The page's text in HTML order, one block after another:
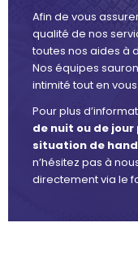
Afin de vous
qualité de nos
toutes nos aides à
Nos équipes
intimité tout en
Pour plus
de nuit ou de
situation de
n’hésitez pas à
directement via le